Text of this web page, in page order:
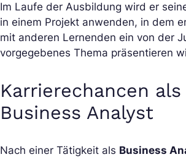
Im Laufe der Ausbildung wird er
in einem Projekt anwenden, in dem
mit anderen Lernenden ein von der
vorgegebenes Thema präsentieren
Karrierechancen als
Business Analyst
Nach einer Tätigkeit als Business